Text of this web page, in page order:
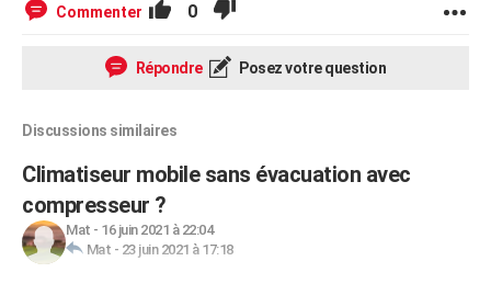
Commenter 0
Répondre Posez votre question
Discussions similaires
Climatiseur mobile sans évacuation avec
compresseur ?
Mat - 16 juin 2021 à 22:04
Mat - 23 juin 2021 à 17:18